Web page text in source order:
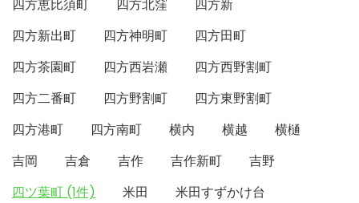
四方恵比須町
四方北窪
四方新
四方新出町
四方神明町
四方田町
四方茶園町
四方西岩瀬
四方西野割町
四方二番町
四方野割町
四方東野割町
四方港町
四方南町 横内 横越
横樋
吉岡
吉倉 吉作 吉作新町
吉野
四ツ葉町 (1件)
米田
米田すずかけ台